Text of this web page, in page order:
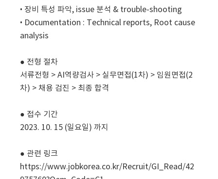
• 장비 특성 파악, issue 분석 & trouble-shooting
• Documentation : Technical reports, Root cause
analysis
● 전형 절차
서류전형 > AI역량검사 > 실무면접(1차) > 임원면접(2
차) > 채용 검진 > 최종 합격
● 접수 기간
2023. 10. 15 (일요일) 까지
● 관련 링크
https://www.jobkorea.co.kr/Recruit/GI_Read/42